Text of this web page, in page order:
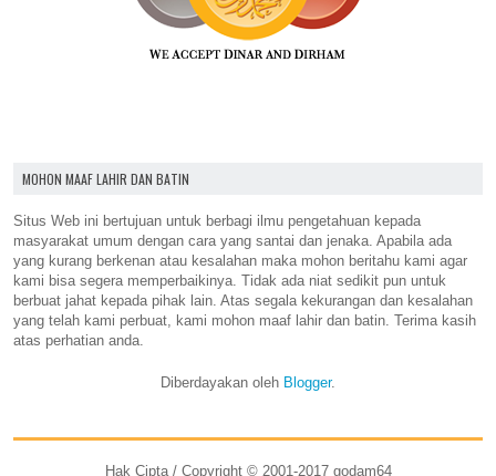
MOHON MAAF LAHIR DAN BATIN
Situs Web ini bertujuan untuk berbagi ilmu pengetahuan kepada
masyarakat umum dengan cara yang santai dan jenaka. Apabila ada
yang kurang berkenan atau kesalahan maka mohon beritahu kami agar
kami bisa segera memperbaikinya. Tidak ada niat sedikit pun untuk
berbuat jahat kepada pihak lain. Atas segala kekurangan dan kesalahan
yang telah kami perbuat, kami mohon maaf lahir dan batin. Terima kasih
atas perhatian anda.
Diberdayakan oleh Blogger.
Hak Cipta / Copyright © 2001-2017 godam64